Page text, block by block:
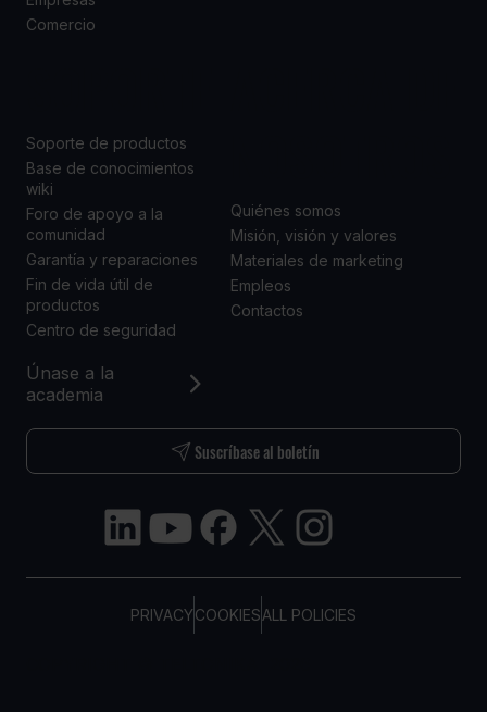
PRIVACYCOOKIESALL POLICIES
Únase a la
academia
Suscríbase al boletín
Comercio
Soporte de productos
Base de conocimientos
wiki
Foro de apoyo a la
comunidad
Garantía y reparaciones
Fin de vida útil de
productos
Centro de seguridad
Quiénes somos
Misión, visión y valores
Materiales de marketing
Empleos
Contactos